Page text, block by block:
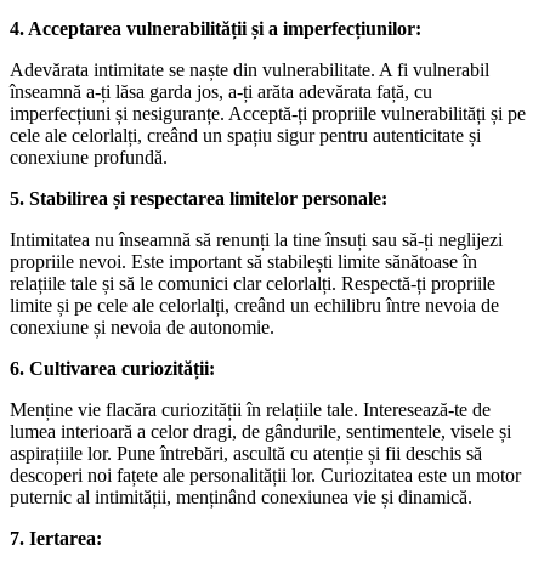
4. Acceptarea vulnerabilității și a imperfecțiunilor:
Adevărata intimitate se naște din vulnerabilitate. A fi vulnerabil
înseamnă a-ți lăsa garda jos, a-ți arăta adevărata față, cu
imperfecțiuni și nesiguranțe. Acceptă-ți propriile vulnerabilități și pe
cele ale celorlalți, creând un spațiu sigur pentru autenticitate și
conexiune profundă.
5. Stabilirea și respectarea limitelor personale:
Intimitatea nu înseamnă să renunți la tine însuți sau să-ți neglijezi
propriile nevoi. Este important să stabilești limite sănătoase în
relațiile tale și să le comunici clar celorlalți. Respectă-ți propriile
limite și pe cele ale celorlalți, creând un echilibru între nevoia de
conexiune și nevoia de autonomie.
6. Cultivarea curiozității:
Menține vie flacăra curiozității în relațiile tale. Interesează-te de
lumea interioară a celor dragi, de gândurile, sentimentele, visele și
aspirațiile lor. Pune întrebări, ascultă cu atenție și fii deschis să
descoperi noi fațete ale personalității lor. Curiozitatea este un motor
puternic al intimității, menținând conexiunea vie și dinamică.
7. Iertarea: